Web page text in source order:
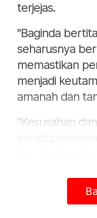
terjejas.
"Baginda
seharusnya
memastikan
menjadi
amanah dan
"Kesusahan
katanya dalam